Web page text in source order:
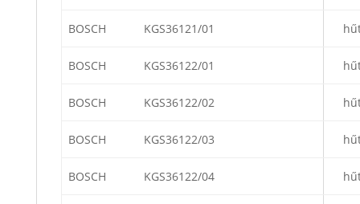
BOSCH KGS36121/01
BOSCH KGS36122/01
BOSCH KGS36122/02
BOSCH KGS36122/03
BOSCH KGS36122/04